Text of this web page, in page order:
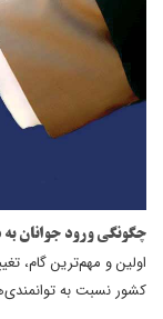
چگونگی ورود جوانان
اولین و مهم‌ترین گام،
کشور نسبت به